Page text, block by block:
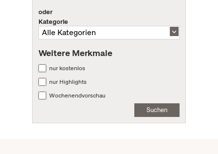
oder
Kategorie
Weitere Merkmale
nur kostenlos
nur Highlights
Wochenendvorschau
Suchen